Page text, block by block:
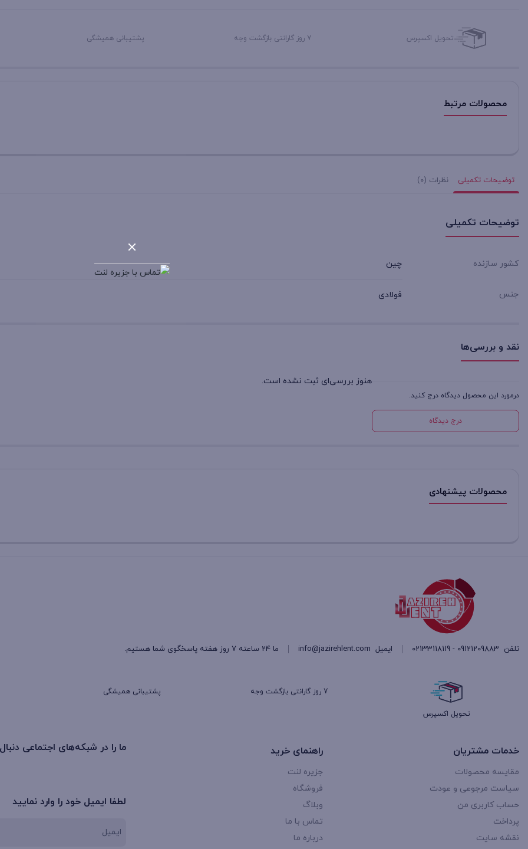
تحویل اکسپرس 7 روز گارانتی بازگشت وجه پشتیبانی همیشگی
محصولات مرتبط
توضیحات تکمیلی نظرات (0)
توضیحات تکمیلی
کشور سازنده چین
جنس فولادی
نقد و بررسی‌ها
درمورد این محصول دیدگاه درج کنید.
درج دیدگاه
هنوز بررسی‌ای ثبت نشده است.
محصولات پیشنهادی
تلفن 09121209883 - 02133118119 ایمیل info@jazirehlent.com ما 24 ساعته 7 روز هفته پاسخگوی شما هستیم.
تحویل اکسپرس
7 روز گارانتی بازگشت وجه پشتیبانی همیشگی
خدمات مشتریان
مقایسه محصولات
سیاست مرجوعی و عودت
حساب کاربری من
پرداخت
نقشه سایت
راهنمای خرید
جزیره لنت
فروشگاه
وبلاگ
تماس با ما
درباره ما
ما را در شبکه‌های اجتماعی
لطفا ایمیل خود را وارد نمایید